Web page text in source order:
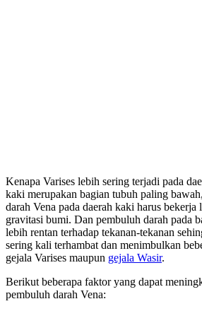
Kenapa Varises lebih sering terjadi pada
kaki merupakan bagian tubuh paling
darah Vena pada daerah kaki harus bekerja
gravitasi bumi. Dan pembuluh darah pada
lebih rentan terhadap tekanan-tekanan
sering kali terhambat dan menimbulkan
gejala Varises maupun gejala Wasir.
Berikut beberapa faktor yang dapat
pembuluh darah Vena: